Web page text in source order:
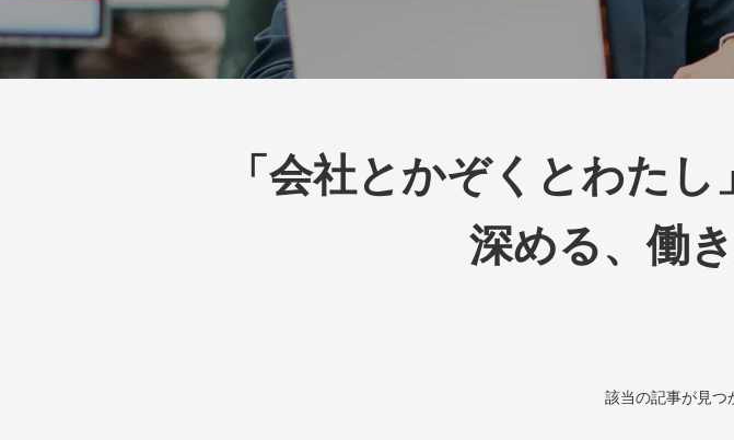
「会社とかぞくとわた
深める、働
該当の記事が見つ